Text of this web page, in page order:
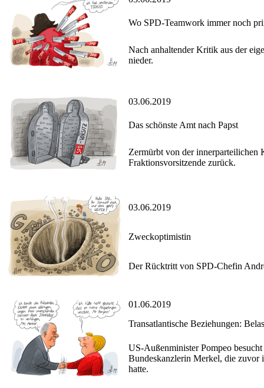
Wo SPD-Teamwork immer noch
Nach anhaltender Kritik aus der
nieder.
03.06.2019
Das schönste Amt nach Papst
Zermürbt von der innerparteilichen
Fraktionsvorsitzende zurück.
03.06.2019
Zweckoptimistin
Der Rücktritt von SPD-Chefin
01.06.2019
Transatlantische Beziehungen:
US-Außenminister Pompeo
Bundeskanzlerin Merkel, die zuvor
hatte.